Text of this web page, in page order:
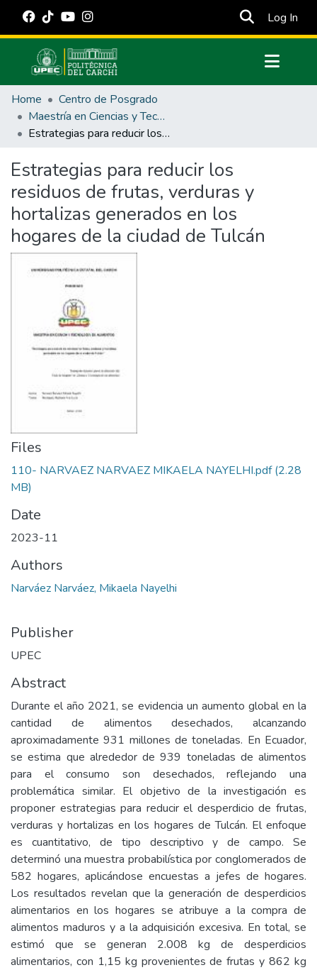
Log In
Communities & Collections
All of DSpace
Statistics
Estadísticas Externas
Manuales
Home
Centro de Posgrado
Maestría en Ciencias y Tecnología de los Alimentos
Estrategias para reducir los residuos de frutas, verduras y hortalizas generados en los hogares de la ciudad de Tulcán
Estrategias para reducir los
residuos de frutas, verduras y
hortalizas generados en los
hogares de la ciudad de Tulcán
Files
110- NARVAEZ NARVAEZ MIKAELA NAYELHI.pdf(2.28
MB)
Date
2023-11
Authors
Narváez Narváez, Mikaela Nayelhi
Publisher
UPEC
Abstract
Durante el año 2021, se evidencia un aumento global en la
cantidad de alimentos desechados, alcanzando
aproximadamente 931 millones de toneladas. En Ecuador,
se estima que alrededor de 939 toneladas de alimentos
para el consumo son desechados, reflejando una
problemática similar. El objetivo de la investigación es
proponer estrategias para reducir el desperdicio de frutas,
verduras y hortalizas en los hogares de Tulcán. El enfoque
es cuantitativo, de tipo descriptivo y de campo. Se
determinó una muestra probabilística por conglomerados de
582 hogares, aplicándose encuestas a jefes de hogares.
Los resultados revelan que la generación de desperdicios
alimentarios en los hogares se atribuye a la compra de
alimentos maduros y a la adquisición excesiva. En total, se
estimó que se generan 2.008 kg de desperdicios
alimentarios, con 1,15 kg provenientes de frutas y 862 kg